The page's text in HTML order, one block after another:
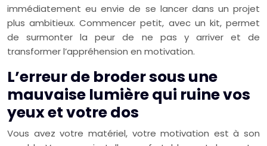
immédiatement eu envie de se lancer dans un projet
plus ambitieux. Commencer petit, avec un kit, permet
de surmonter la peur de ne pas y arriver et de
transformer l’appréhension en motivation.
L’erreur de broder sous une
mauvaise lumière qui ruine vos
yeux et votre dos
Vous avez votre matériel, votre motivation est à son